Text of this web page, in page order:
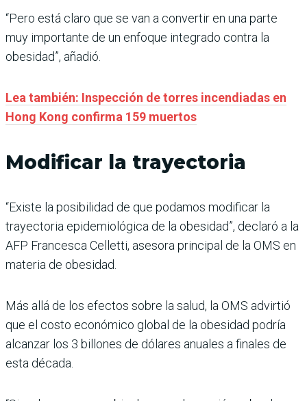
“Pero está claro que se van a convertir en una parte
muy importante de un enfoque integrado contra la
obesidad”, añadió.
Lea también: Inspección de torres incendiadas en
Hong Kong confirma 159 muertos
Modificar la trayectoria
“Existe la posibilidad de que podamos modificar la
trayectoria epidemiológica de la obesidad”, declaró a la
AFP Francesca Celletti, asesora principal de la OMS en
materia de obesidad.
Más allá de los efectos sobre la salud, la OMS advirtió
que el costo económico global de la obesidad podría
alcanzar los 3 billones de dólares anuales a finales de
esta década.